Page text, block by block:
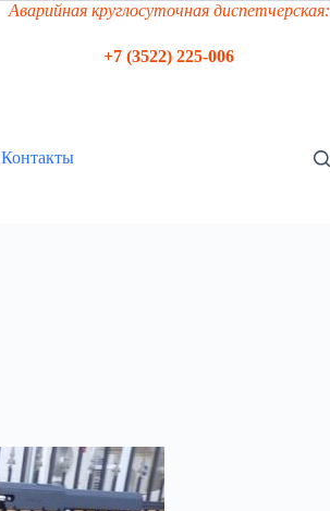
Аварийная круглосуточная диспетчерская:
+7 (3522) 225-006
Контакты